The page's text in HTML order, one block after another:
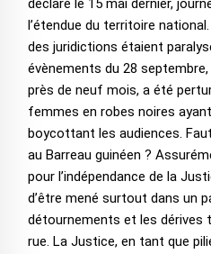
déclaré le 15 mai dernier,
l’étendue du territoire
des juridictions étaient
évènements du 28
près de neuf mois, a été
femmes en robes noires
boycottant les audiences.
au Barreau guinéen ?
pour l’indépendance de la
d’être mené surtout dans un
détournements et les dérives
rue. La Justice, en tant que